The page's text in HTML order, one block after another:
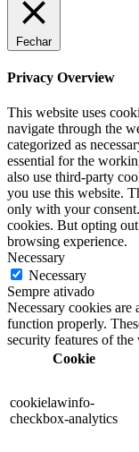
Fechar
Privacy Overview
This website uses
navigate through the
categorized as
essential for the
also use third-party
you use this website.
only with your
cookies. But opting
browsing experience.
Necessary
Necessary
Sempre ativado
Necessary cookies are
function properly.
security features of
Cookie
cookielawinfo-
checkbox-analytics